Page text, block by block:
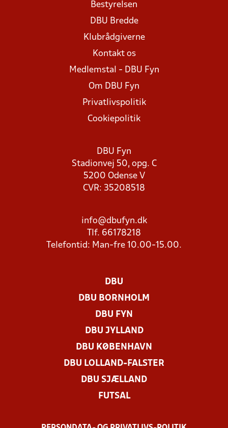
Bestyrelsen
DBU Bredde
Klubrådgiverne
Kontakt os
Medlemstal - DBU Fyn
Om DBU Fyn
Privatlivspolitik
Cookiepolitik
DBU Fyn
Stadionvej 50, opg. C
5200 Odense V
CVR: 35208518
info@dbufyn.dk
Tlf. 66178218
Telefontid: Man-fre 10.00-15.00.
DBU
DBU BORNHOLM
DBU FYN
DBU JYLLAND
DBU KØBENHAVN
DBU LOLLAND-FALSTER
DBU SJÆLLAND
FUTSAL